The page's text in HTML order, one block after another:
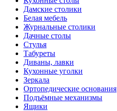
Дамские столики
Белая мебель
Журнальные столики
Дачные столы
Стулья
Табуреты
Диваны, лавки
Кухонные уголки
Зеркала
Ортопедические основания
Подъёмные механизмы
Ящики